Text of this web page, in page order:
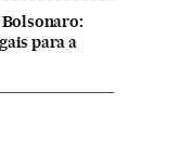
para a